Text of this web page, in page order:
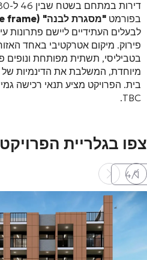
בפורמט "מסגרת לבנה" (white frame)
לבעלים העתידיים ליישם פתרונות
פירוק. מיקום אטרקטיבי באחד
בטביליסי, תשתית מפותחת ונופים
מיוחדת, המשלבת את הדינמיות
בית. הפרויקט מציע תנאי רכישה
TBC
.
צפו בגלריית
1
/
4